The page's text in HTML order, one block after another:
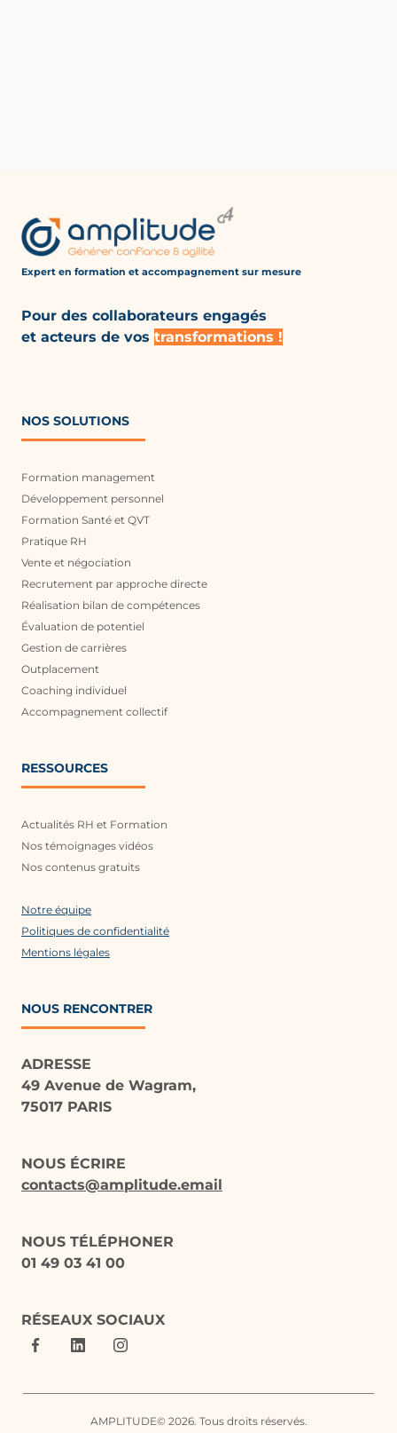
Expert en formation et accompagnement sur mesure
Pour des collaborateurs engagés
et acteurs de vos transformations !
NOS SOLUTIONS
Formation management
Développement personnel
Formation Santé et QVT
Pratique RH
Vente et négociation
Recrutement par approche directe
Réalisation bilan de compétences
Évaluation de potentiel
Gestion de carrières
Outplacement
Coaching individuel
Accompagnement collectif
RESSOURCES
Actualités RH et Formation
Nos témoignages vidéos
Nos contenus gratuits
Notre équipe
Politiques de confidentialité
Mentions légales
NOUS RENCONTRER
ADRESSE
49 Avenue de Wagram,
75017 PARIS
NOUS ÉCRIRE
contacts@amplitude.email
NOUS TÉLÉPHONER
01 49 03 41 00
RÉSEAUX SOCIAUX
AMPLITUDE© 2026. Tous droits réservés.